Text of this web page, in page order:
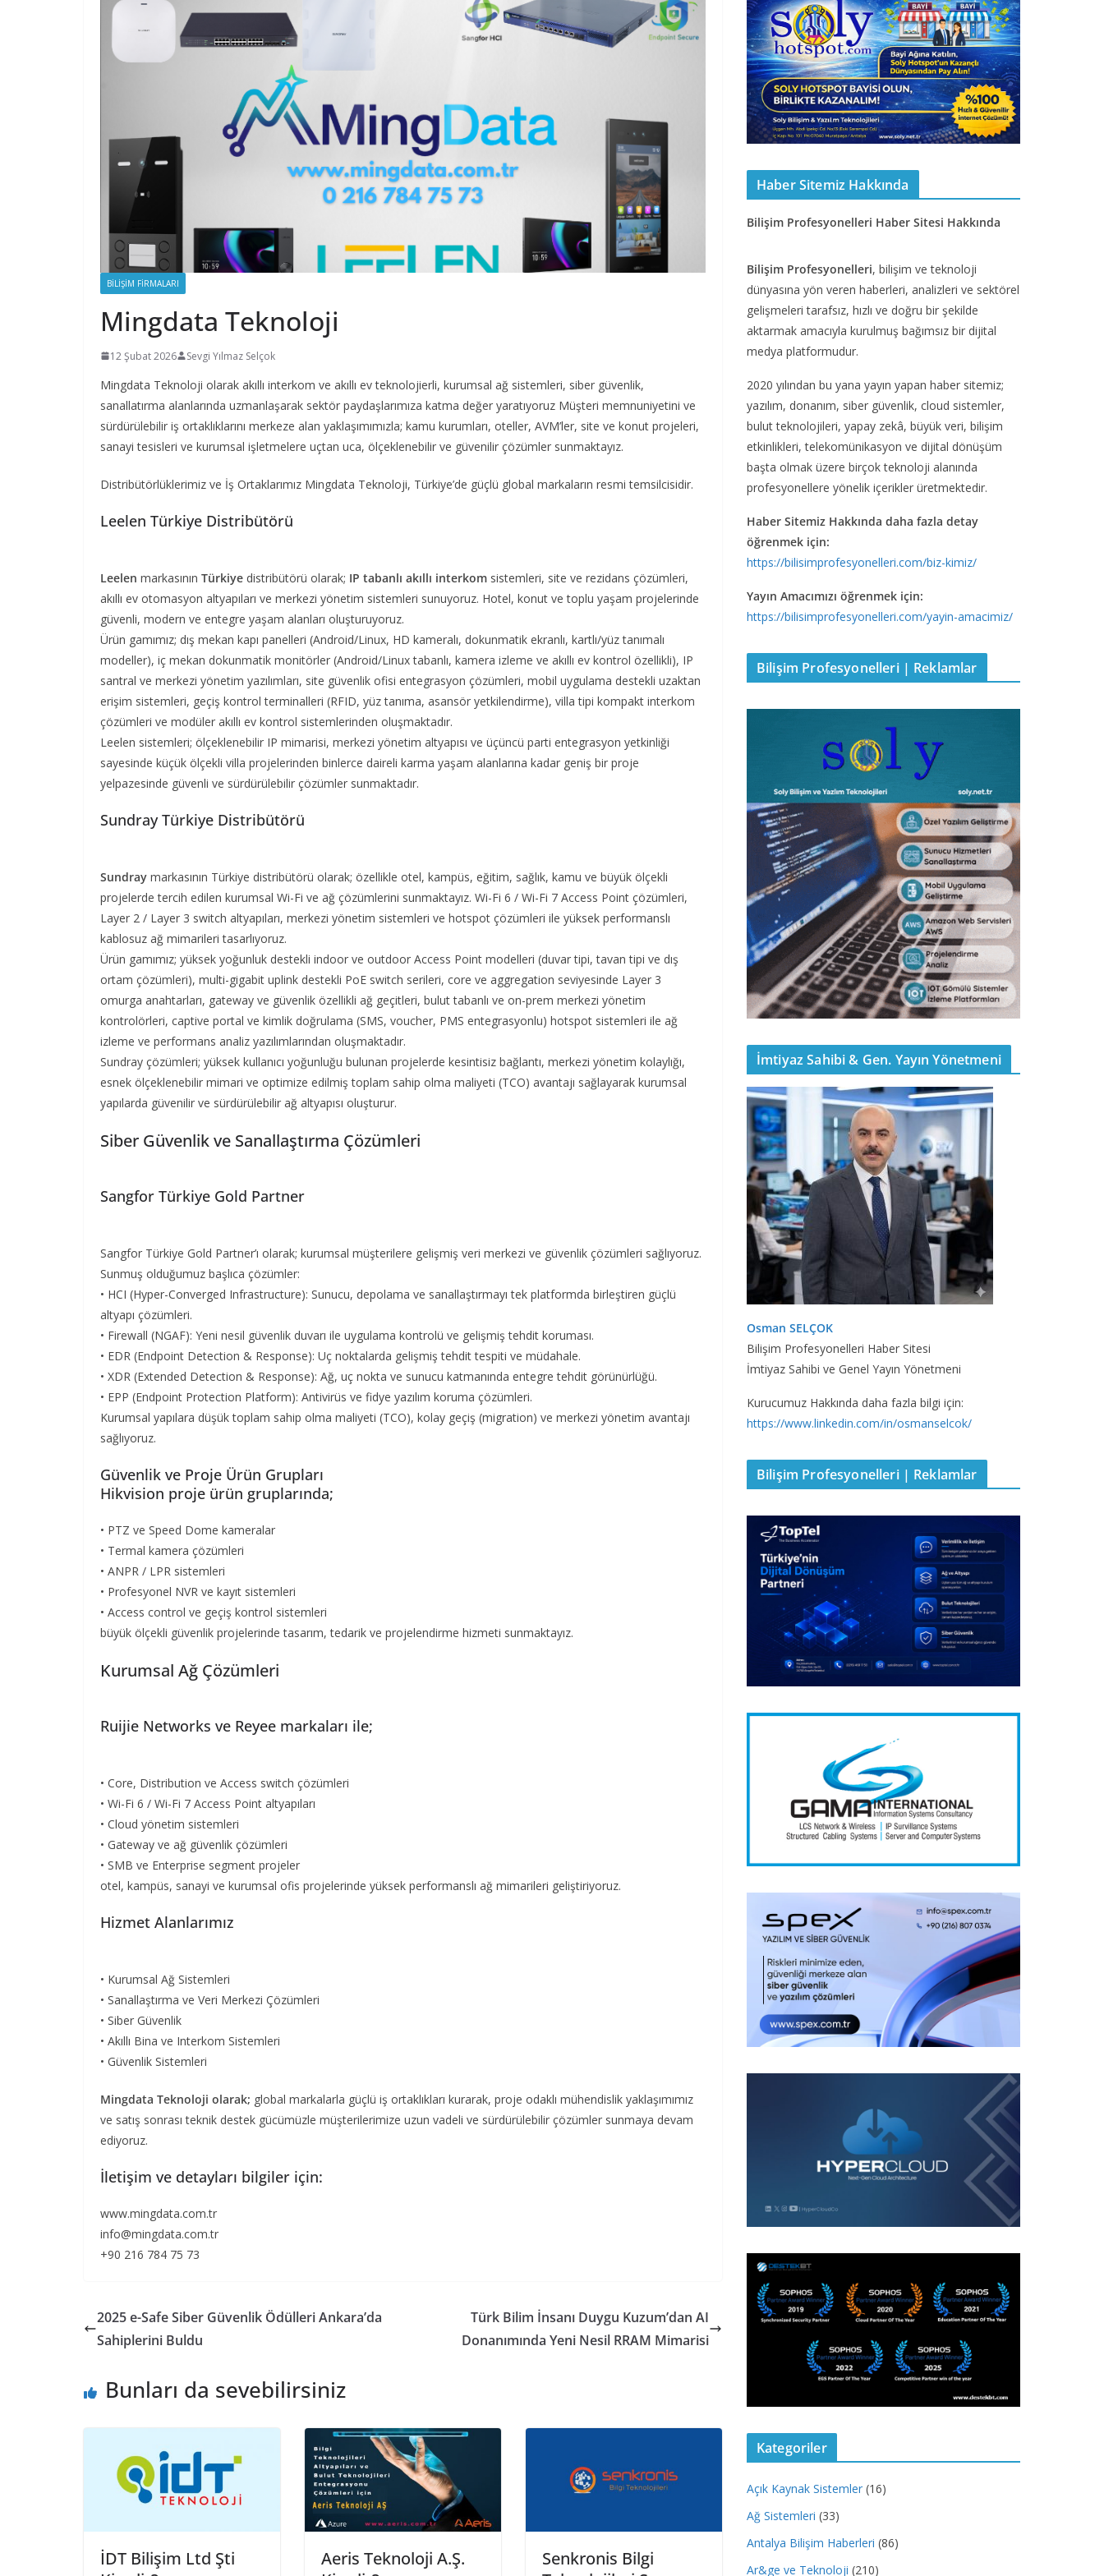
BILIŞIM FIRMALARI
Mingdata Teknoloji
12 Şubat 2026 Sevgi Yılmaz Selçok
Mingdata Teknoloji olarak akıllı interkom ve akıllı ev teknolojierli, kurumsal ağ sistemleri, siber güvenlik,
sanallatırma alanlarında uzmanlaşarak sektör paydaşlarımıza katma değer yaratıyoruz Müşteri memnuniyetini ve
sürdürülebilir iş ortaklıklarını merkeze alan yaklaşımımızla; kamu kurumları, oteller, AVM’ler, site ve konut projeleri,
sanayi tesisleri ve kurumsal işletmelere uçtan uca, ölçeklenebilir ve güvenilir çözümler sunmaktayız.
Distribütörlüklerimiz ve İş Ortaklarımız Mingdata Teknoloji, Türkiye’de güçlü global markaların resmi temsilcisidir.
Leelen Türkiye Distribütörü
Leelen markasının Türkiye distribütörü olarak; IP tabanlı akıllı interkom sistemleri, site ve rezidans çözümleri,
akıllı ev otomasyon altyapıları ve merkezi yönetim sistemleri sunuyoruz. Hotel, konut ve toplu yaşam projelerinde
güvenli, modern ve entegre yaşam alanları oluşturuyoruz.
Ürün gamımız; dış mekan kapı panelleri (Android/Linux, HD kameralı, dokunmatik ekranlı, kartlı/yüz tanımalı
modeller), iç mekan dokunmatik monitörler (Android/Linux tabanlı, kamera izleme ve akıllı ev kontrol özellikli), IP
santral ve merkezi yönetim yazılımları, site güvenlik ofisi entegrasyon çözümleri, mobil uygulama destekli uzaktan
erişim sistemleri, geçiş kontrol terminalleri (RFID, yüz tanıma, asansör yetkilendirme), villa tipi kompakt interkom
çözümleri ve modüler akıllı ev kontrol sistemlerinden oluşmaktadır.
Leelen sistemleri; ölçeklenebilir IP mimarisi, merkezi yönetim altyapısı ve üçüncü parti entegrasyon yetkinliği
sayesinde küçük ölçekli villa projelerinden binlerce daireli karma yaşam alanlarına kadar geniş bir proje
yelpazesinde güvenli ve sürdürülebilir çözümler sunmaktadır.
Sundray Türkiye Distribütörü
Sundray markasının Türkiye distribütörü olarak; özellikle otel, kampüs, eğitim, sağlık, kamu ve büyük ölçekli
projelerde tercih edilen kurumsal Wi-Fi ve ağ çözümlerini sunmaktayız. Wi-Fi 6 / Wi-Fi 7 Access Point çözümleri,
Layer 2 / Layer 3 switch altyapıları, merkezi yönetim sistemleri ve hotspot çözümleri ile yüksek performanslı
kablosuz ağ mimarileri tasarlıyoruz.
Ürün gamımız; yüksek yoğunluk destekli indoor ve outdoor Access Point modelleri (duvar tipi, tavan tipi ve dış
ortam çözümleri), multi-gigabit uplink destekli PoE switch serileri, core ve aggregation seviyesinde Layer 3
omurga anahtarları, gateway ve güvenlik özellikli ağ geçitleri, bulut tabanlı ve on-prem merkezi yönetim
kontrolörleri, captive portal ve kimlik doğrulama (SMS, voucher, PMS entegrasyonlu) hotspot sistemleri ile ağ
izleme ve performans analiz yazılımlarından oluşmaktadır.
Sundray çözümleri; yüksek kullanıcı yoğunluğu bulunan projelerde kesintisiz bağlantı, merkezi yönetim kolaylığı,
esnek ölçeklenebilir mimari ve optimize edilmiş toplam sahip olma maliyeti (TCO) avantajı sağlayarak kurumsal
yapılarda güvenilir ve sürdürülebilir ağ altyapısı oluşturur.
Siber Güvenlik ve Sanallaştırma Çözümleri
Sangfor Türkiye Gold Partner
Sangfor Türkiye Gold Partner’ı olarak; kurumsal müşterilere gelişmiş veri merkezi ve güvenlik çözümleri sağlıyoruz.
Sunmuş olduğumuz başlıca çözümler:
• HCI (Hyper-Converged Infrastructure): Sunucu, depolama ve sanallaştırmayı tek platformda birleştiren güçlü
altyapı çözümleri.
• Firewall (NGAF): Yeni nesil güvenlik duvarı ile uygulama kontrolü ve gelişmiş tehdit koruması.
• EDR (Endpoint Detection & Response): Uç noktalarda gelişmiş tehdit tespiti ve müdahale.
• XDR (Extended Detection & Response): Ağ, uç nokta ve sunucu katmanında entegre tehdit görünürlüğü.
• EPP (Endpoint Protection Platform): Antivirüs ve fidye yazılım koruma çözümleri.
Kurumsal yapılara düşük toplam sahip olma maliyeti (TCO), kolay geçiş (migration) ve merkezi yönetim avantajı
sağlıyoruz.
Güvenlik ve Proje Ürün Grupları
Hikvision proje ürün gruplarında;
• PTZ ve Speed Dome kameralar
• Termal kamera çözümleri
• ANPR / LPR sistemleri
• Profesyonel NVR ve kayıt sistemleri
• Access control ve geçiş kontrol sistemleri
büyük ölçekli güvenlik projelerinde tasarım, tedarik ve projelendirme hizmeti sunmaktayız.
Kurumsal Ağ Çözümleri
Ruijie Networks ve Reyee markaları ile;
• Core, Distribution ve Access switch çözümleri
• Wi-Fi 6 / Wi-Fi 7 Access Point altyapıları
• Cloud yönetim sistemleri
• Gateway ve ağ güvenlik çözümleri
• SMB ve Enterprise segment projeler
otel, kampüs, sanayi ve kurumsal ofis projelerinde yüksek performanslı ağ mimarileri geliştiriyoruz.
Hizmet Alanlarımız
• Kurumsal Ağ Sistemleri
• Sanallaştırma ve Veri Merkezi Çözümleri
• Siber Güvenlik
• Akıllı Bina ve Interkom Sistemleri
• Güvenlik Sistemleri
Mingdata Teknoloji olarak; global markalarla güçlü iş ortaklıkları kurarak, proje odaklı mühendislik yaklaşımımız
ve satış sonrası teknik destek gücümüzle müşterilerimize uzun vadeli ve sürdürülebilir çözümler sunmaya devam
ediyoruz.
İletişim ve detayları bilgiler için:
www.mingdata.com.tr
info@mingdata.com.tr
+90 216 784 75 73
2025 e-Safe Siber Güvenlik Ödülleri Ankara’da
Sahiplerini Buldu
Türk Bilim İnsanı Duygu Kuzum’dan AI
Donanımında Yeni Nesil RRAM Mimarisi
Bunları da sevebilirsiniz
İDT Bilişim Ltd Şti
Aeris Teknoloji A.Ş.
Senkronis Bilgi
Haber Sitemiz Hakkında
Bilişim Profesyonelleri Haber Sitesi Hakkında
Bilişim Profesyonelleri, bilişim ve teknoloji
dünyasına yön veren haberleri, analizleri ve sektörel
gelişmeleri tarafsız, hızlı ve doğru bir şekilde
aktarmak amacıyla kurulmuş bağımsız bir dijital
medya platformudur.
2020 yılından bu yana yayın yapan haber sitemiz;
yazılım, donanım, siber güvenlik, cloud sistemler,
bulut teknolojileri, yapay zekâ, büyük veri, bilişim
etkinlikleri, telekomünikasyon ve dijital dönüşüm
başta olmak üzere birçok teknoloji alanında
profesyonellere yönelik içerikler üretmektedir.
Haber Sitemiz Hakkında daha fazla detay
öğrenmek için:
https://bilisimprofesyonelleri.com/biz-kimiz/
Yayın Amacımızı öğrenmek için:
https://bilisimprofesyonelleri.com/yayin-amacimiz/
Bilişim Profesyonelleri | Reklamlar
İmtiyaz Sahibi & Gen. Yayın Yönetmeni
Osman SELÇOK
Bilişim Profesyonelleri Haber Sitesi
İmtiyaz Sahibi ve Genel Yayın Yönetmeni
Kurucumuz Hakkında daha fazla bilgi için:
https://www.linkedin.com/in/osmanselcok/
Bilişim Profesyonelleri | Reklamlar
Kategoriler
Açık Kaynak Sistemler (16)
Ağ Sistemleri (33)
Antalya Bilişim Haberleri (86)
Ar&ge ve Teknoloji (210)